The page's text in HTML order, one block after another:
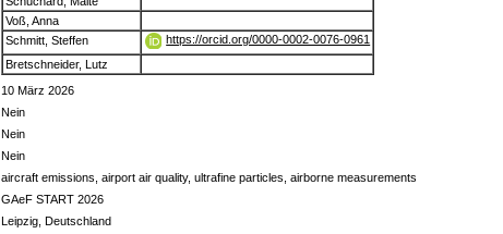
Voß, Anna
Schmitt, Steffen
https://orcid.org/0000-0002-0076-0961
Bretschneider, Lutz
10 März 2026
Nein
Nein
Nein
aircraft emissions, airport air quality, ultrafine particles, airborne measurements
GAeF START 2026
Leipzig, Deutschland